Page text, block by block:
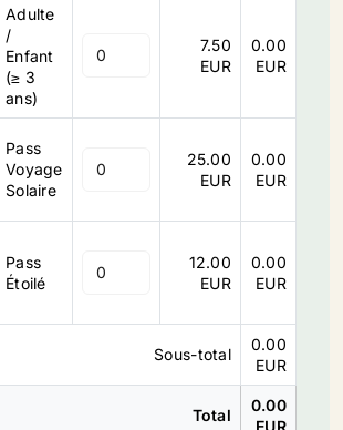
Adulte
/
Enfant
(≥ 3
ans)
7.50
EUR
0.00
EUR
Pass
Voyage
Solaire
25.00
EUR
0.00
EUR
Pass
Étoilé
12.00
EUR
0.00
EUR
Sous-total
0.00
EUR
Total
0.00
EUR